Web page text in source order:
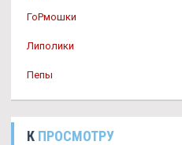
ГоРмошки
Липолики
Пепы
К ПРОСМОТРУ